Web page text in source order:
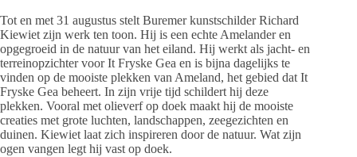
Tot en met 31 augustus stelt Buremer kunstschilder Richard
Kiewiet zijn werk ten toon. Hij is een echte Amelander en
opgegroeid in de natuur van het eiland. Hij werkt als jacht- en
terreinopzichter voor It Fryske Gea en is bijna dagelijks te
vinden op de mooiste plekken van Ameland, het gebied dat It
Fryske Gea beheert. In zijn vrije tijd schildert hij deze
plekken. Vooral met olieverf op doek maakt hij de mooiste
creaties met grote luchten, landschappen, zeegezichten en
duinen. Kiewiet laat zich inspireren door de natuur. Wat zijn
ogen vangen legt hij vast op doek.